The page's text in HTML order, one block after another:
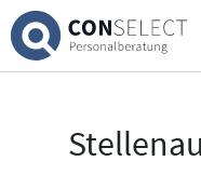
Für Kandidaten